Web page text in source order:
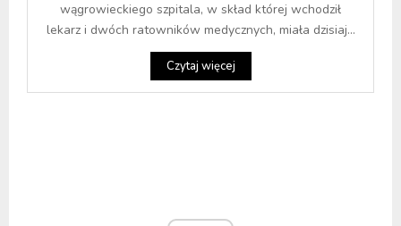
wągrowieckiego szpitala, w skład której wchodził
lekarz i dwóch ratowników medycznych, miała dzisiaj...
Czytaj więcej